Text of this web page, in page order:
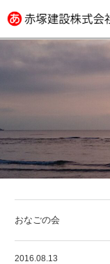
おなごの会
2016.08.13